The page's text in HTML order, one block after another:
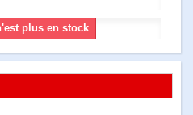
plus en stock